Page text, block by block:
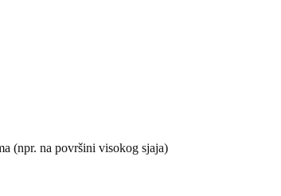
(npr. na površini visokog sjaja)